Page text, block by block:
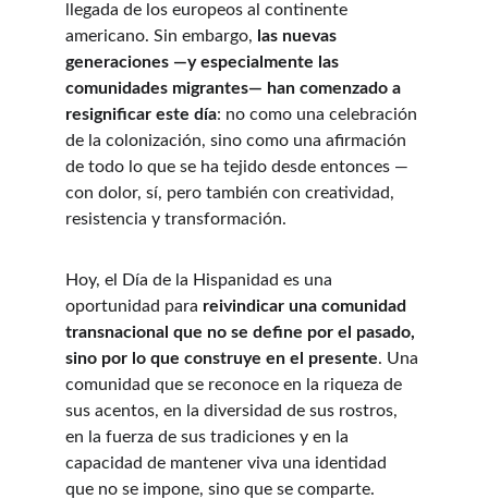
llegada de los europeos al continente
americano. Sin embargo, las nuevas
generaciones —y especialmente las
comunidades migrantes— han comenzado a
resignificar este día: no como una celebración
de la colonización, sino como una afirmación
de todo lo que se ha tejido desde entonces —
con dolor, sí, pero también con creatividad,
resistencia y transformación.
Hoy, el Día de la Hispanidad es una
oportunidad para reivindicar una comunidad
transnacional que no se define por el pasado,
sino por lo que construye en el presente. Una
comunidad que se reconoce en la riqueza de
sus acentos, en la diversidad de sus rostros,
en la fuerza de sus tradiciones y en la
capacidad de mantener viva una identidad
que no se impone, sino que se comparte.